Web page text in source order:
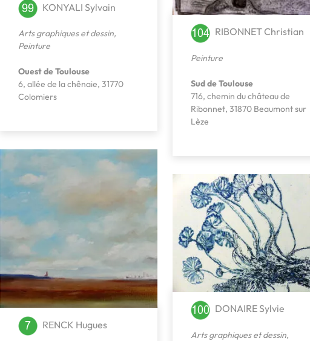
KONYALI Sylvain
Arts graphiques et dessin,
Peinture
Ouest de Toulouse
6, allée de la chênaie, 31770
Colomiers
RIBONNET Christian
Peinture
Sud de Toulouse
716, chemin du château de
Ribonnet, 31870 Beaumont sur
Lèze
RENCK Hugues
DONAIRE Sylvie
Arts graphiques et dessin,